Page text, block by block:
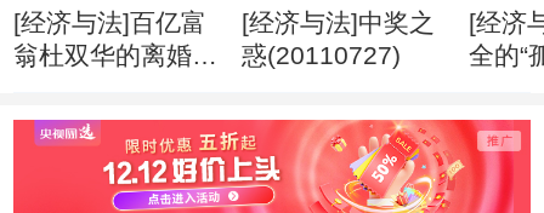
[经济与法]百亿富
翁杜双华的离婚之
[经济与法]中奖之
惑(20110727)
[经济
全的“